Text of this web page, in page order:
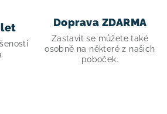
let Doprava ZDARMA
Zastavit se můžete také
osobně na některé z našich
poboček.